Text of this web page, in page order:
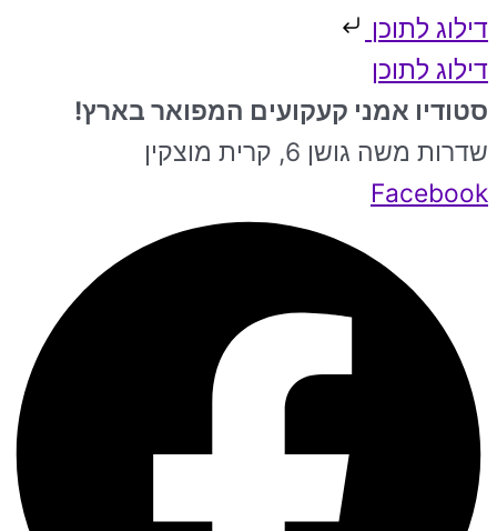
דילוג לתוכן
דילוג לתוכן
סטודיו אמני קעקועים המפואר בארץ!
שדרות משה גושן 6, קרית מוצקין
Facebook